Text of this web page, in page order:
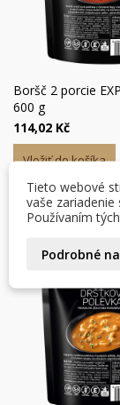
Boršč 2 porcie
600 g
114,02 Kč
Vložiť do košíka
Môj
add_circle_outline Vytvoriť
Vytvoriť
Prihlásiť
Musíte byť
Tieto webové
vaše zariadenie
Používaním
Podrobné